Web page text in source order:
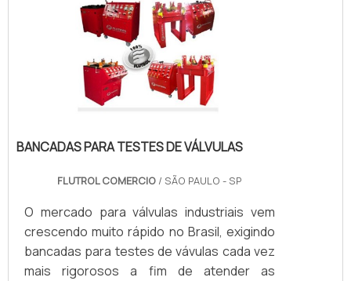
IMPORTANTES SOBRE O
PRODUTOAcionado a ar comprimido, tem o
mesmo princípio de funcionamento que as
bombas hidropn.
BANCADAS PARA TESTES DE VÁLVULAS
FLUTROL COMERCIO / SÃO PAULO - SP
O mercado para válvulas industriais vem
crescendo muito rápido no Brasil, exigindo
bancadas para testes de vávulas cada vez
mais rigorosos a fim de atender as